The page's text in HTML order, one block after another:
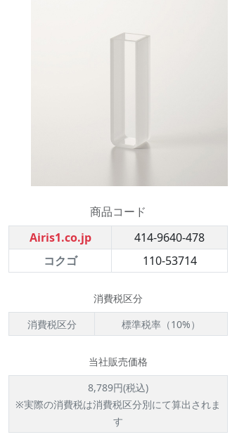
商品コード
Airis1.co.jp
414-9640-478
コクゴ
110-53714
消費税区分
消費税区分
標準税率（10%）
当社販売価格
8,789円(税込)
※実際の消費税は消費税区分別にて算出されま
す